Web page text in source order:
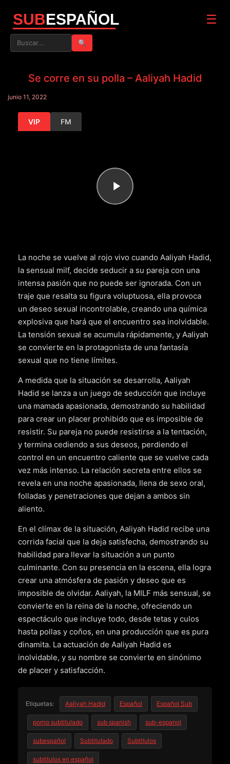
SUBESPAÑOL ☰
🔍
Se corre en su polla – Aaliyah Hadid
junio 11, 2022
VIP FM
La noche se vuelve al rojo vivo cuando Aaliyah Hadid,
la sensual milf, decide seducir a su pareja con una
intensa pasión que no puede ser ignorada. Con un
traje que resalta su figura voluptuosa, ella provoca
un deseo sexual incontrolable, creando una química
explosiva que hará que el encuentro sea inolvidable.
La tensión sexual se acumula rápidamente, y Aaliyah
se convierte en la protagonista de una fantasía
sexual que no tiene límites.
A medida que la situación se desarrolla, Aaliyah
Hadid se lanza a un juego de seducción que incluye
una mamada apasionada, demostrando su habilidad
para crear un placer prohibido que es imposible de
resistir. Su pareja no puede resistirse a la tentación,
y termina cediendo a sus deseos, perdiendo el
control en un encuentro caliente que se vuelve cada
vez más intenso. La relación secreta entre ellos se
revela en una noche apasionada, llena de sexo oral,
folladas y penetraciones que dejan a ambos sin
aliento.
En el clímax de la situación, Aaliyah Hadid recibe una
corrida facial que la deja satisfecha, demostrando su
habilidad para llevar la situación a un punto
culminante. Con su presencia en la escena, ella logra
crear una atmósfera de pasión y deseo que es
imposible de olvidar. Aaliyah, la MILF más sensual, se
convierte en la reina de la noche, ofreciendo un
espectáculo que incluye todo, desde tetas y culos
hasta pollas y coños, en una producción que es pura
dinamita. La actuación de Aaliyah Hadid es
inolvidable, y su nombre se convierte en sinónimo
de placer y satisfacción.
Etiquetas: Aaliyah Hadid Español Español Sub
porno subtitulado sub spanish sub-espanol
subespañol Subtitulado Subtitulos
subtitulos en español